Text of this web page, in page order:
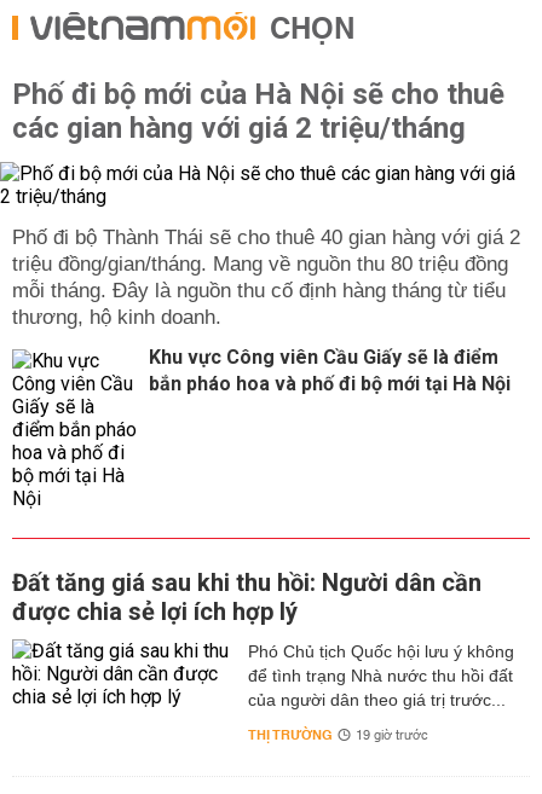
CHỌN
Phố đi bộ mới của Hà Nội sẽ cho thuê
các gian hàng với giá 2 triệu/tháng
Phố đi bộ Thành Thái sẽ cho thuê 40 gian hàng với giá 2
triệu đồng/gian/tháng. Mang về nguồn thu 80 triệu đồng
mỗi tháng. Đây là nguồn thu cố định hàng tháng từ tiểu
thương, hộ kinh doanh.
Khu vực Công viên Cầu Giấy sẽ là điểm
bắn pháo hoa và phố đi bộ mới tại Hà Nội
Đất tăng giá sau khi thu hồi: Người dân cần
được chia sẻ lợi ích hợp lý
Phó Chủ tịch Quốc hội lưu ý không
để tình trạng Nhà nước thu hồi đất
của người dân theo giá trị trước...
THỊ TRƯỜNG 19 giờ trước